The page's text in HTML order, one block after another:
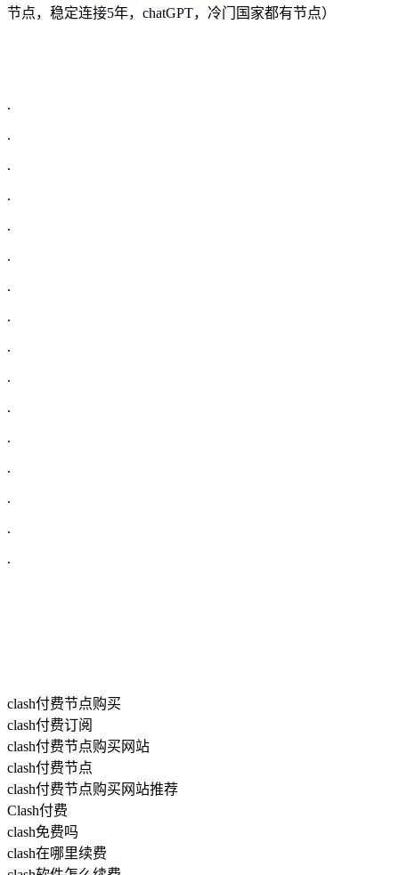
节点，稳定连接5年，chatGPT，冷门国家都有节点）
.
.
.
.
.
.
.
.
.
.
.
.
.
.
.
.
clash付费节点购买
clash付费订阅
clash付费节点购买网站
clash付费节点
clash付费节点购买网站推荐
Clash付费
clash免费吗
clash在哪里续费